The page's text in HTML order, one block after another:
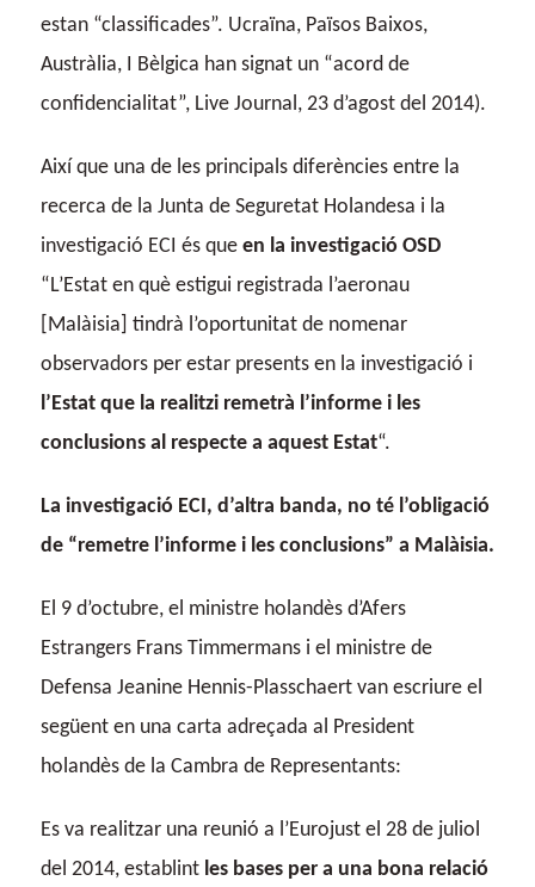
estan “classificades”. Ucraïna, Països Baixos,
Austràlia, I Bèlgica han signat un “acord de
confidencialitat”, Live Journal, 23 d’agost del 2014).
Així que una de les principals diferències entre la
recerca de la Junta de Seguretat Holandesa i la
investigació ECI és que en la investigació OSD
“L’Estat en què estigui registrada l’aeronau
[Malàisia] tindrà l’oportunitat de nomenar
observadors per estar presents en la investigació i
l’Estat que la realitzi remetrà l’informe i les
conclusions al respecte a aquest Estat“.
La investigació ECI, d’altra banda, no té l’obligació
de “remetre l’informe i les conclusions” a Malàisia.
El 9 d’octubre, el ministre holandès d’Afers
Estrangers Frans Timmermans i el ministre de
Defensa Jeanine Hennis-Plasschaert van escriure el
següent en una carta adreçada al President
holandès de la Cambra de Representants:
Es va realitzar una reunió a l’Eurojust el 28 de juliol
del 2014, establint les bases per a una bona relació